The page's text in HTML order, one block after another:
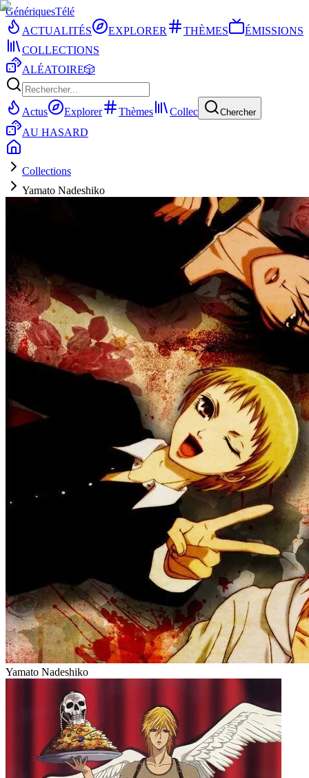
GénériquesTélé
ACTUALITÉS
EXPLORER THÈMES
ÉMISSIONS
COLLECTIONS
ALÉATOIRE🎲
Actus Explorer Thèmes Collec Chercher
AU HASARD
Collections
Yamato Nadeshiko
Yamato Nadeshiko